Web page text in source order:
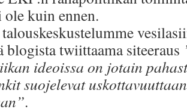
ole kuin ennen.
blogista twiittaama siteeraus
ideoissa on jotain
suojelevat
.